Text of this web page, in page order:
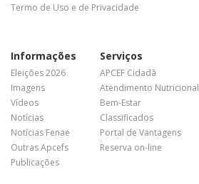
Termo de Uso e de Privacidade
Informações
Eleições 2026
Imagens
Vídeos
Notícias
Notícias Fenae
Outras Apcefs
Publicações
Serviços
APCEF Cidadã
Atendimento Nutricional
Bem-Estar
Classificados
Portal de Vantagens
Reserva on-line